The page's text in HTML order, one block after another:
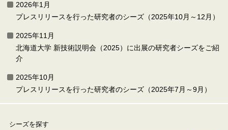
2026年1月
プレスリリースを行った研究者のシーズ（2025年10月～12月）
2025年11月
北海道大学 新技術説明会（2025）に出展の研究者シーズをご紹
介
2025年10月
プレスリリースを行った研究者のシーズ（2025年7月～9月）
シーズを探す